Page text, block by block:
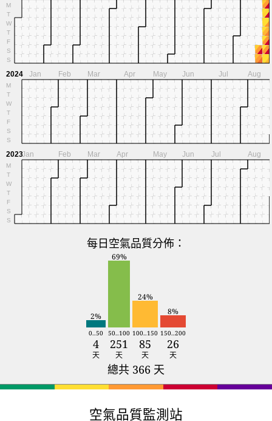
M
T
W
T
F
S
S
2024
M
T
W
T
F
S
S
Jan Feb Mar Apr May Jun Jul Aug
2023
M
T
W
T
F
S
S
Jan Feb Mar Apr May Jun Jul Aug
每日空氣品質分佈：
2%
69%
24%
8%
0..50 50..100 100..150 150..200
4 251 85 26
天 天 天 天
總共 366 天
空氣品質監測站